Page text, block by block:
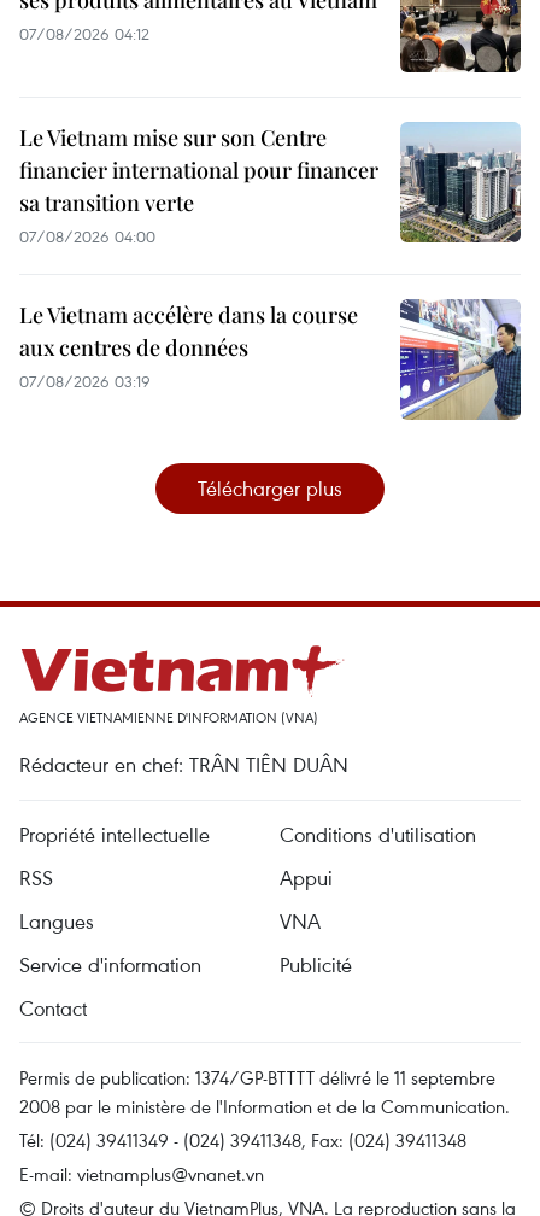
07/08/2026 04:12
Le Vietnam mise sur son Centre
financier international pour financer
sa transition verte
07/08/2026 04:00
Le Vietnam accélère dans la course
aux centres de données
07/08/2026 03:19
Télécharger plus
AGENCE VIETNAMIENNE D'INFORMATION (VNA)
Rédacteur en chef: TRÂN TIÊN DUÂN
Propriété intellectuelle
Conditions d'utilisation
RSS
Appui
Langues
VNA
Service d'information
Publicité
Contact
Permis de publication: 1374/GP-BTTTT délivré le 11 septembre
2008 par le ministère de l'Information et de la Communication.
Tél: (024) 39411349 - (024) 39411348, Fax: (024) 39411348
E-mail: vietnamplus@vnanet.vn
© Droits d'auteur du VietnamPlus, VNA. La reproduction sans la